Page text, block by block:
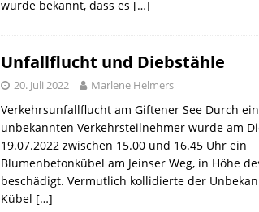
wurde bekannt, dass es […]
Unfallflucht und Diebstähle
20. Juli 2022 Marlene Helmers
Verkehrsunfallflucht am Giftener See Durch
unbekannten Verkehrsteilnehmer wurde am
19.07.2022 zwischen 15.00 und 16.45 Uhr ein
Blumenbetonkübel am Jeinser Weg, in Höhe
beschädigt. Vermutlich kollidierte der
Kübel […]